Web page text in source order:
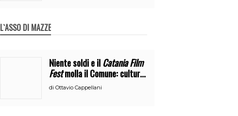
L`ASSO DI MAZZE
Niente soldi e ilCatania Film
Festmolla il Comune: cultura
o broru di ciciri?
di Ottavio Cappellani